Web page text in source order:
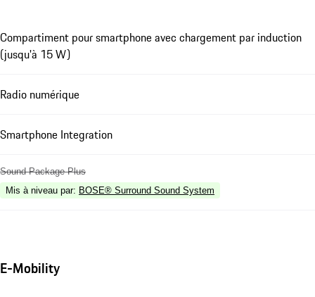
Compartiment pour smartphone avec chargement par induction
(jusqu'à 15 W)
Radio numérique
Smartphone Integration
Sound Package Plus
Mis à niveau par: BOSE® Surround Sound System
E-Mobility